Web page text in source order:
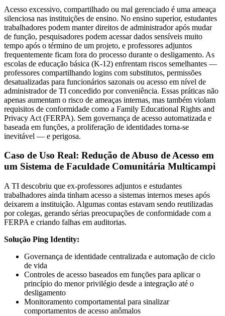
Acesso excessivo, compartilhado ou mal gerenciado é uma ameaça
silenciosa nas instituições de ensino. No ensino superior, estudantes
trabalhadores podem manter direitos de administrador após mudar
de função, pesquisadores podem acessar dados sensíveis muito
tempo após o término de um projeto, e professores adjuntos
frequentemente ficam fora do processo durante o desligamento. As
escolas de educação básica (K-12) enfrentam riscos semelhantes —
professores compartilhando logins com substitutos, permissões
desatualizadas para funcionários sazonais ou acesso em nível de
administrador de TI concedido por conveniência. Essas práticas não
apenas aumentam o risco de ameaças internas, mas também violam
requisitos de conformidade como a Family Educational Rights and
Privacy Act (FERPA). Sem governança de acesso automatizada e
baseada em funções, a proliferação de identidades torna-se
inevitável — e perigosa.
Caso de Uso Real: Redução de Abuso de Acesso em
um Sistema de Faculdade Comunitária Multicampi
A TI descobriu que ex-professores adjuntos e estudantes
trabalhadores ainda tinham acesso a sistemas internos meses após
deixarem a instituição. Algumas contas estavam sendo reutilizadas
por colegas, gerando sérias preocupações de conformidade com a
FERPA e criando falhas em auditorias.
Solução Ping Identity:
Governança de identidade centralizada e automação de ciclo
de vida
Controles de acesso baseados em funções para aplicar o
princípio do menor privilégio desde a integração até o
desligamento
Monitoramento comportamental para sinalizar
comportamentos de acesso anômalos